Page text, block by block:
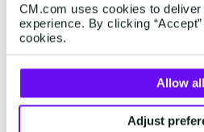
CM.com uses cookies to
experience. By clicking
cookies.
Allow all
Adjust
Docdata。
2017年7月，CM公布了新的视
改。
2019年，CM成为WhatsApp
Messages for Business的全球供